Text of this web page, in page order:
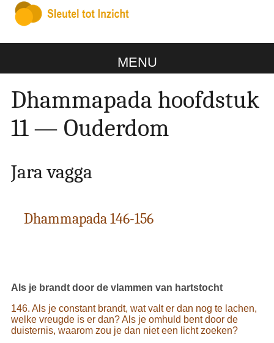
MENU
Dhammapada hoofdstuk
11 — Ouderdom
Jara vagga
Dhammapada 146-156
Als je brandt door de vlammen van hartstocht
146. Als je constant brandt, wat valt er dan nog te lachen,
welke vreugde is er dan? Als je omhuld bent door de
duisternis, waarom zou je dan niet een licht zoeken?